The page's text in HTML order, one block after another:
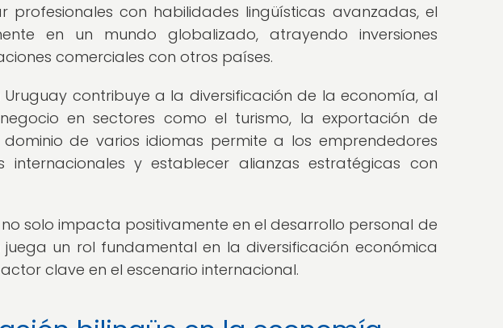
profesionales con habilidades lingüísticas avanzadas, el
en un mundo globalizado, atrayendo inversiones
comerciales con otros países.
contribuye a la diversificación de la economía, al
en sectores como el turismo, la exportación de
de varios idiomas permite a los emprendedores
y establecer alianzas estratégicas con
solo impacta positivamente en el desarrollo personal de
un rol fundamental en la diversificación económica
clave en el escenario internacional.